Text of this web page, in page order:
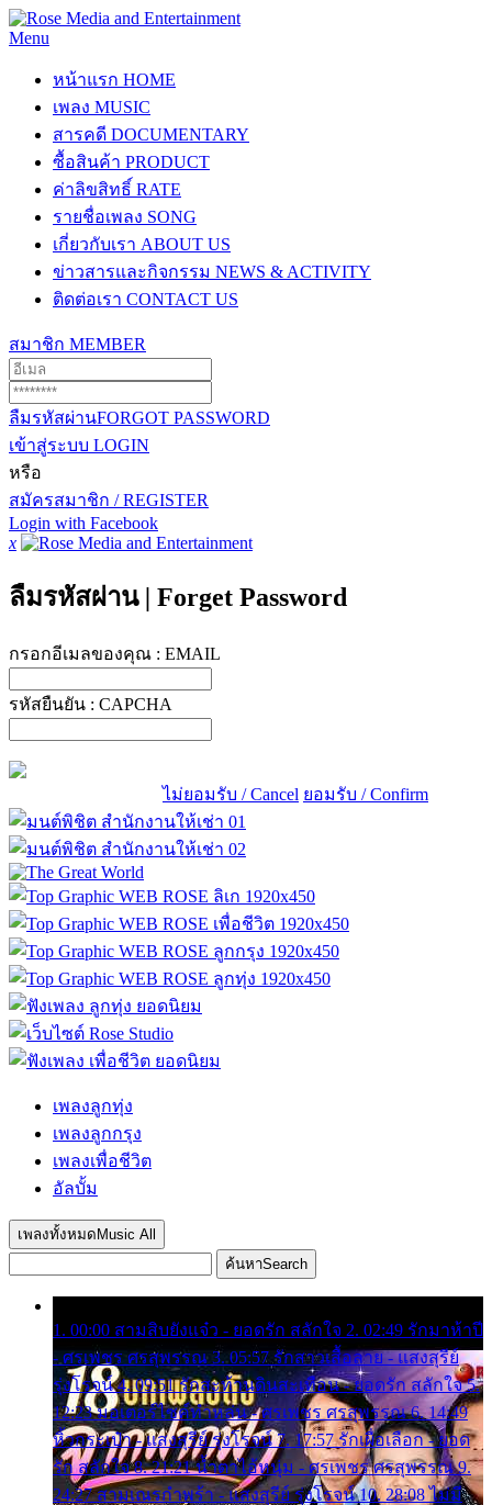
Menu
หน้าแรก HOME
เพลง MUSIC
สารคดี DOCUMENTARY
ซื้อสินค้า PRODUCT
ค่าลิขสิทธิ์ RATE
รายชื่อเพลง SONG
เกี่ยวกับเรา ABOUT US
ข่าวสารและกิจกรรม NEWS & ACTIVITY
ติดต่อเรา CONTACT US
สมาชิก MEMBER
ลืมรหัสผ่านFORGOT PASSWORD
เข้าสู่ระบบ LOGIN
หรือ
สมัครสมาชิก / REGISTER
Login with Facebook
x
ลืมรหัสผ่าน | Forget Password
กรอกอีเมลของคุณ : EMAIL
รหัสยืนยัน : CAPCHA
ไม่ยอมรับ / Cancel ยอมรับ / Confirm
เพลงลูกทุ่ง
เพลงลูกกรุง
เพลงเพื่อชีวิต
อัลบั้ม
เพลงทั้งหมด Music All
ค้นหาSearch
1. 00:00 สามสิบยังแจ๋ว - ยอดรัก สลักใจ 2. 02:49 รักมาห้าปี
- ศรเพชร ศรสุพรรณ 3. 05:57 รักสาวเสื้อลาย - แสงสุรีย์
รุ่งโรจน์ 4. 09:51 รักสะท้านดินสะเทือน - ยอดรัก สลักใจ 5.
12:23 มอเตอร์ไซค์ทำหล่น - ศรเพชร ศรสุพรรณ 6. 14:49
หิ้วกระเป๋า - แสงสุรีย์ รุ่งโรจน์ 7. 17:57 รักเผื่อเลือก - ยอด
รัก สลักใจ 8. 21:21 น้ำตาไอ้หนุ่ม - ศรเพชร ศรสุพรรณ 9.
24:27 สามเณรกำพร้า - แสงสุรีย์ รุ่งโรจน์ 10. 28:08 ไม่มี